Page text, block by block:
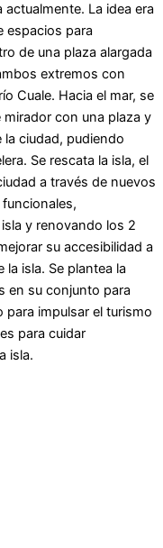
La idea era
espacios para
de una plaza alargada
extremos con
Cuale. Hacia el mar, se
con una plaza y
ciudad, pudiendo
Se rescata la isla, el
a través de nuevos
y renovando los 2
su accesibilidad a
isla. Se plantea la
en su conjunto para
impulsar el turismo
para cuidar
isla.